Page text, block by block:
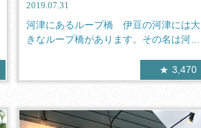
2019.07.31
河津にあるループ橋 伊豆の河津には大
きなループ橋があります。その名は河津
3,470